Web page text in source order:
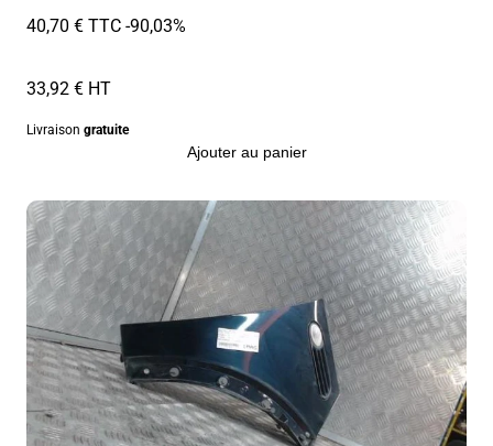
40,70 € TTC-90,03%
33,92 € HT
Livraison gratuite
Ajouter au panier